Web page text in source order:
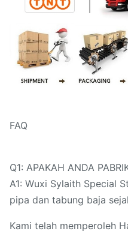
FAQ
Q1: APAKAH ANDA
A1: Wuxi Sylaith Special
pipa dan tabung baja
Kami telah memperoleh